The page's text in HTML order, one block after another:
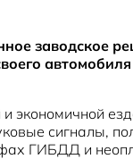
заводское
экономичной
сигналы,
ГИБДД и